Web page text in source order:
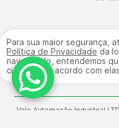
Para sua maior segurança,
Política de Privacidade da
navegando, entendemos
ciente e de acordo com
Vale Automação Industrial